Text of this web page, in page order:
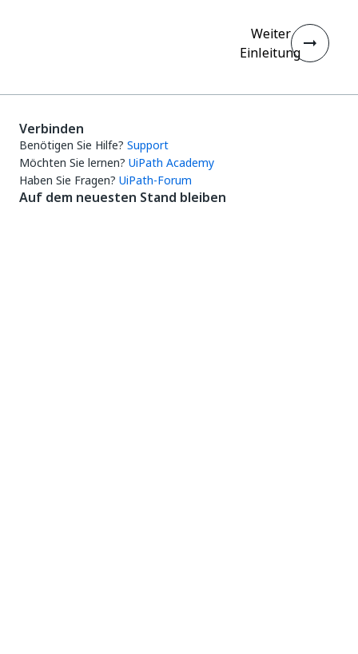
Weiter
Einleitung
Verbinden
Benötigen Sie Hilfe? Support
Möchten Sie lernen? UiPath Academy
Haben Sie Fragen? UiPath-Forum
Auf dem neuesten Stand bleiben